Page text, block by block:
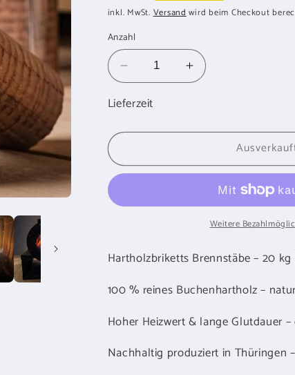
Preis
inkl. MwSt.Versandwird beim Checkout
Anzahl
Verringere
die
Menge
BRENNSTAEBE
Buche
20kg
Erhöhe
die
BRENNSTAEBE
Holzbrikett
Buche
20kg
Lieferzeit
Weitere
Hartholzbriketts Brennstäbe – 20
100 % reines Buchenhartholz –
Hoher Heizwert & lange Glutdauer
Nachhaltig produziert in Thüringen